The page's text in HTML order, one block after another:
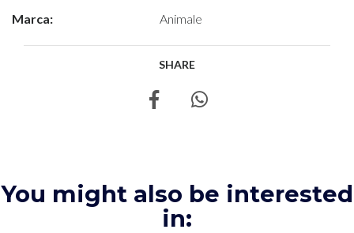
Marca: Animale
SHARE
You might also be interested
in: